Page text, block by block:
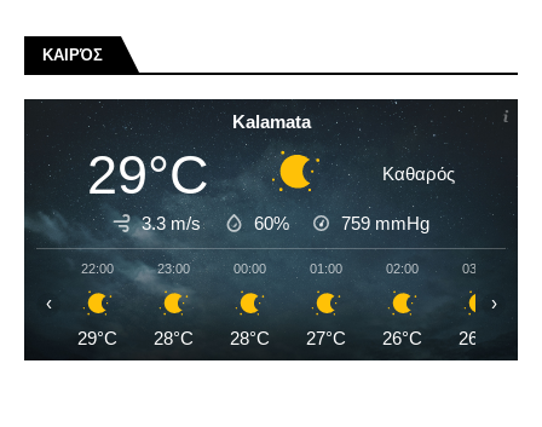
ΚΑΙΡΌΣ
Kalamata
29°C Καθαρός
3.3 m/s 60% 759 mmHg
22:00
29°C
23:00
28°C
00:00
28°C
01:00
27°C
02:00
26°C
03:00
26°C
‹ ›